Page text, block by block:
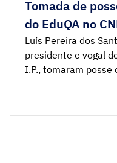
Tomada de
do EduQA no
Luís Pereira dos
presidente e vogal
I.P., tomaram posse
funções